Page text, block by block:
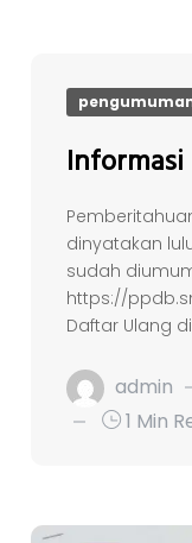
Blog
dinyatakan
sudah
https://
Daftar Ulang
admin
1 Min